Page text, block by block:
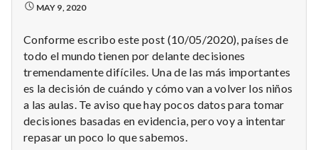
MAY 9, 2020
Conforme escribo este post (10/05/2020), países de
todo el mundo tienen por delante decisiones
tremendamente difíciles. Una de las más importantes
es la decisión de cuándo y cómo van a volver los niños
a las aulas. Te aviso que hay pocos datos para tomar
decisiones basadas en evidencia, pero voy a intentar
repasar un poco lo que sabemos.